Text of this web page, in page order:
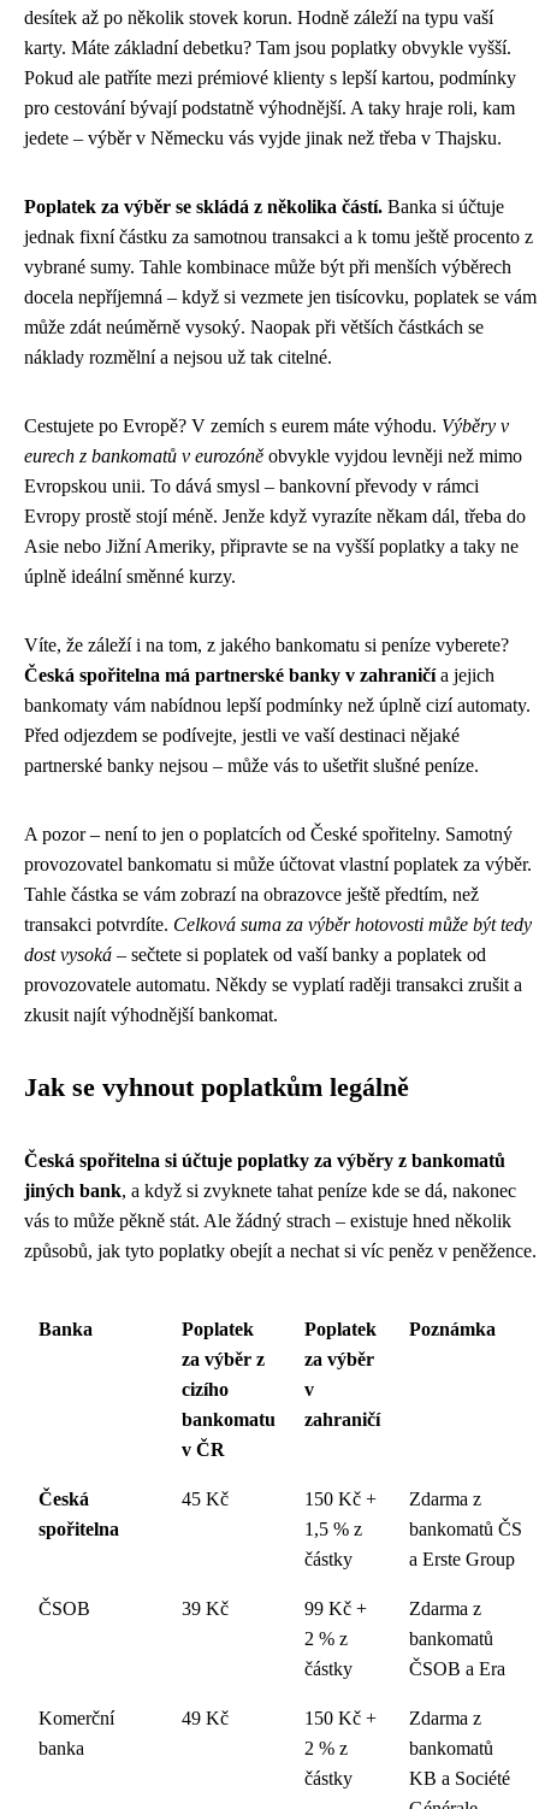
desítek až po několik stovek korun. Hodně záleží na typu vaší
karty. Máte základní debetku? Tam jsou poplatky obvykle vyšší.
Pokud ale patříte mezi prémiové klienty s lepší kartou, podmínky
pro cestování bývají podstatně výhodnější. A taky hraje roli, kam
jedete – výběr v Německu vás vyjde jinak než třeba v Thajsku.
Poplatek za výběr se skládá z několika částí. Banka si účtuje
jednak fixní částku za samotnou transakci a k tomu ještě procento z
vybrané sumy. Tahle kombinace může být při menších výběrech
docela nepříjemná – když si vezmete jen tisícovku, poplatek se vám
může zdát neúměrně vysoký. Naopak při větších částkách se
náklady rozmělní a nejsou už tak citelné.
Cestujete po Evropě? V zemích s eurem máte výhodu. Výběry v
eurech z bankomatů v eurozóně obvykle vyjdou levněji než mimo
Evropskou unii. To dává smysl – bankovní převody v rámci
Evropy prostě stojí méně. Jenže když vyrazíte někam dál, třeba do
Asie nebo Jižní Ameriky, připravte se na vyšší poplatky a taky ne
úplně ideální směnné kurzy.
Víte, že záleží i na tom, z jakého bankomatu si peníze vyberete?
Česká spořitelna má partnerské banky v zahraničía jejich
bankomaty vám nabídnou lepší podmínky než úplně cizí automaty.
Před odjezdem se podívejte, jestli ve vaší destinaci nějaké
partnerské banky nejsou – může vás to ušetřit slušné peníze.
A pozor – není to jen o poplatcích od České spořitelny. Samotný
provozovatel bankomatu si může účtovat vlastní poplatek za výběr.
Tahle částka se vám zobrazí na obrazovce ještě předtím, než
transakci potvrdíte. Celková suma za výběr hotovosti může být tedy
dost vysoká – sečtete si poplatek od vaší banky a poplatek od
provozovatele automatu. Někdy se vyplatí raději transakci zrušit a
zkusit najít výhodnější bankomat.
Jak se vyhnout poplatkům legálně
Česká spořitelna si účtuje poplatky za výběry z bankomatů
jiných bank, a když si zvyknete tahat peníze kde se dá, nakonec
vás to může pěkně stát. Ale žádný strach – existuje hned několik
způsobů, jak tyto poplatky obejít a nechat si víc peněz v peněžence.
Banka
Poplatek
za výběr z
cizího
bankomatu
v ČR
Poplatek
za výběr
v
zahraničí
Poznámka
Česká
spořitelna
45 Kč
150 Kč +
1,5 % z
částky
Zdarma z
bankomatů ČS
a Erste Group
ČSOB 39 Kč
99 Kč +
2 % z
částky
Zdarma z
bankomatů
ČSOB a Era
Komerční
banka
49 Kč
150 Kč +
2 % z
částky
Zdarma z
bankomatů
KB a Société